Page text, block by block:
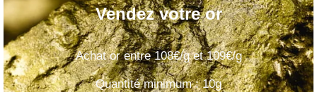
Vendez votre or
Achat or entre 108€/g et 109€/g
Quantité minimum : 10g